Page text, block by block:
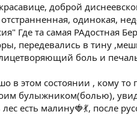
доброй
одинокая,
Где та самая РАдостная
передевались в тину
боль и
в этом состоянии , кому
булыжником(болью),
есть малину🍓💃, после